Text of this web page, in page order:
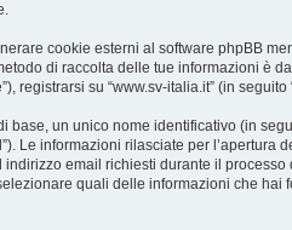
cookie esterni al software phpBB
di raccolta delle tue informazioni è
registrarsi su “www.sv-italia.it” (in
base, un unico nome identificativo (in
Le informazioni rilasciate per l’apertura
email richiesti durante il
quali delle informazioni che hai